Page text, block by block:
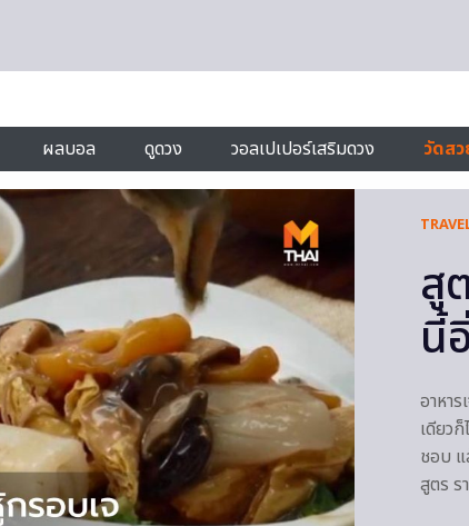
ผลบอล ดูดวง วอลเปเปอร์เสริมดวง วัดส
สู
นี้
อาหา
เดียว
ชอบ
สูตร ร